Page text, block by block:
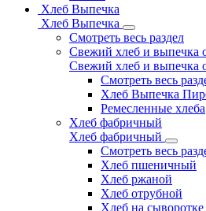
Хлеб Выпечка
Хлеб Выпечка
Смотреть весь раздел
Свежий хлеб и выпечка
Свежий хлеб и выпечка
Смотреть весь
Хлеб Выпечка
Ремесленные хлеба
Хлеб фабричный
Хлеб фабричный
Смотреть весь
Хлеб пшеничный
Хлеб ржаной
Хлеб отрубной
Хлеб на сыворотке